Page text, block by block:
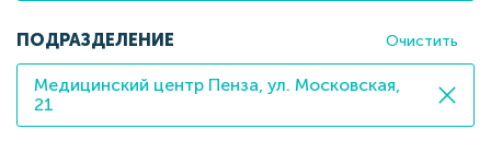
ПОДРАЗДЕЛЕНИЕ Очистить
Медицинский центр Пенза, ул. Московская,
21